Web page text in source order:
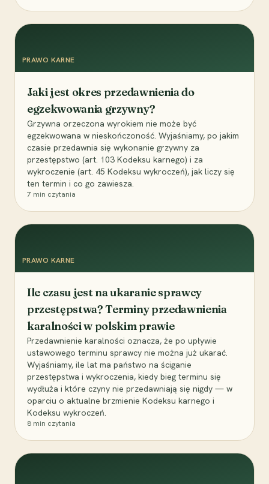
PRAWO KARNE
Jaki jest okres przedawnienia do
egzekwowania grzywny?
Grzywna orzeczona wyrokiem nie może być
egzekwowana w nieskończoność. Wyjaśniamy, po jakim
czasie przedawnia się wykonanie grzywny za
przestępstwo (art. 103 Kodeksu karnego) i za
wykroczenie (art. 45 Kodeksu wykroczeń), jak liczy się
ten termin i co go zawiesza.
7 min czytania
PRAWO KARNE
Ile czasu jest na ukaranie sprawcy
przestępstwa? Terminy przedawnienia
karalności w polskim prawie
Przedawnienie karalności oznacza, że po upływie
ustawowego terminu sprawcy nie można już ukarać.
Wyjaśniamy, ile lat ma państwo na ściganie
przestępstwa i wykroczenia, kiedy bieg terminu się
wydłuża i które czyny nie przedawniają się nigdy — w
oparciu o aktualne brzmienie Kodeksu karnego i
Kodeksu wykroczeń.
8 min czytania